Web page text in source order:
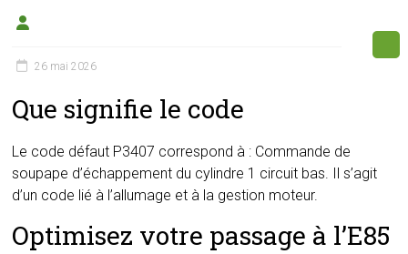
26 mai 2026
Que signifie le code
Le code défaut P3407 correspond à : Commande de
soupape d’échappement du cylindre 1 circuit bas. Il s’agit
d’un code lié à l’allumage et à la gestion moteur.
Optimisez votre passage à l’E85